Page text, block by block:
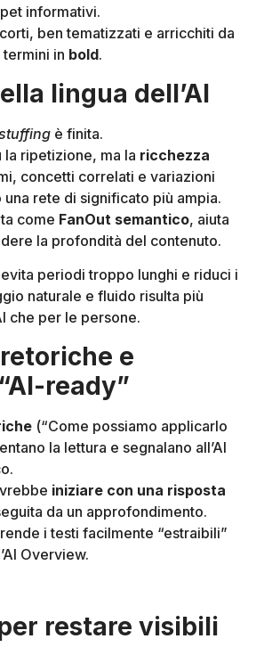
informativi.
ben tematizzati e arricchiti da
in bold.
lingua dell’AI
è finita.
la ripetizione, ma la ricchezza
concetti correlati e variazioni
rete di significato più ampia.
come FanOut semantico, aiuta
la profondità del contenuto.
periodi troppo lunghi e riduci i
naturale e fluido risulta più
che per le persone.
e
ready”
(“Come possiamo applicarlo
la lettura e segnalano all’AI
iniziare con una risposta
da un approfondimento.
i testi facilmente “estraibili”
Overview.
restare visibili